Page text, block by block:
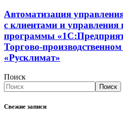
Автоматизация
с клиентами и управления
программы
Торгово-
«Русклимат»
Поиск
Поиск
Свежие записи